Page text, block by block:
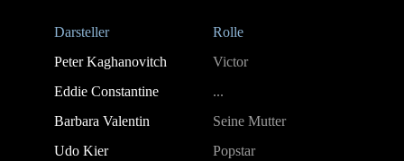
Darsteller
Rolle
Peter Kaghanovitch
Victor
Eddie Constantine
...
Barbara Valentin
Seine Mutter
Udo Kier
Popstar